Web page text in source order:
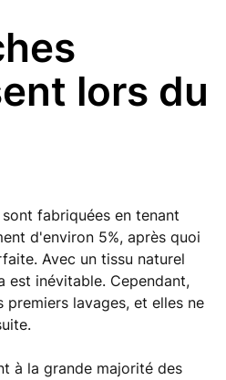
lors du
fabriquées en tenant
d'environ 5%, après quoi
Avec un tissu naturel
est inévitable. Cependant,
lavages, et elles ne
à la grande majorité des